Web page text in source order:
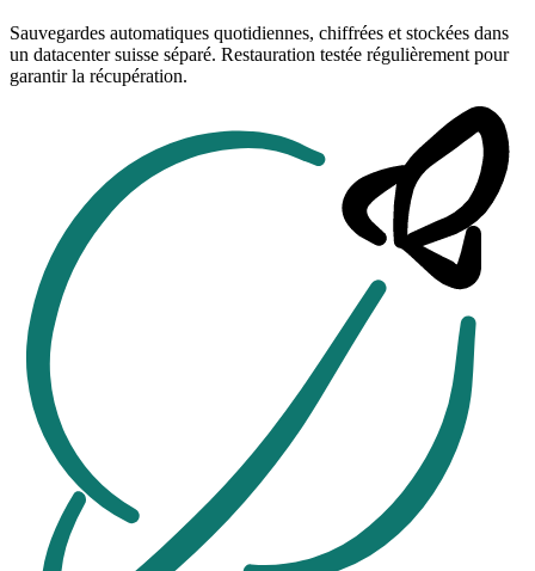
Sauvegardes automatiques quotidiennes, chiffrées et stockées dans
un datacenter suisse séparé. Restauration testée régulièrement pour
garantir la récupération.